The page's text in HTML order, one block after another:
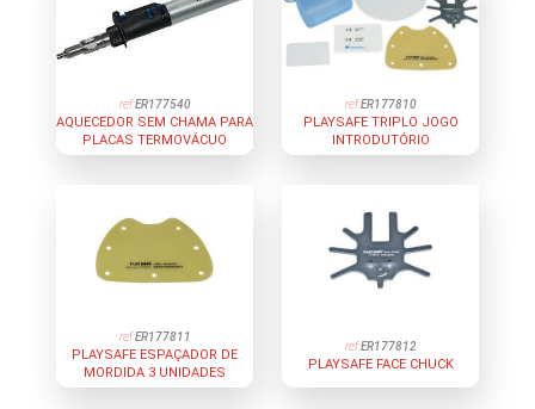
ref:ER177540
AQUECEDOR SEM CHAMA PARA
PLACAS TERMOVÁCUO
ref:ER177810
PLAYSAFE TRIPLO JOGO
INTRODUTÓRIO
ref:ER177811
PLAYSAFE ESPAÇADOR DE
MORDIDA 3 UNIDADES
ref:ER177812
PLAYSAFE FACE CHUCK